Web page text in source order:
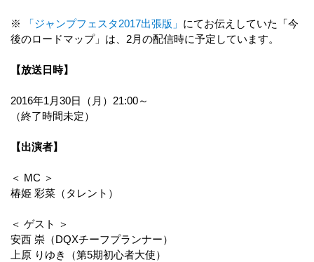
※ 「ジャンプフェスタ2017出張版」 にてお伝えしていた「今
後のロードマップ」は、2月の配信時に予定しています。
【放送日時】
2016年1月30日（月）21:00～
（終了時間未定）
【出演者】
＜ MC ＞
椿姫 彩菜（タレント）
＜ ゲスト ＞
安西 崇（DQXチーフプランナー）
上原 りゆき（第5期初心者大使）